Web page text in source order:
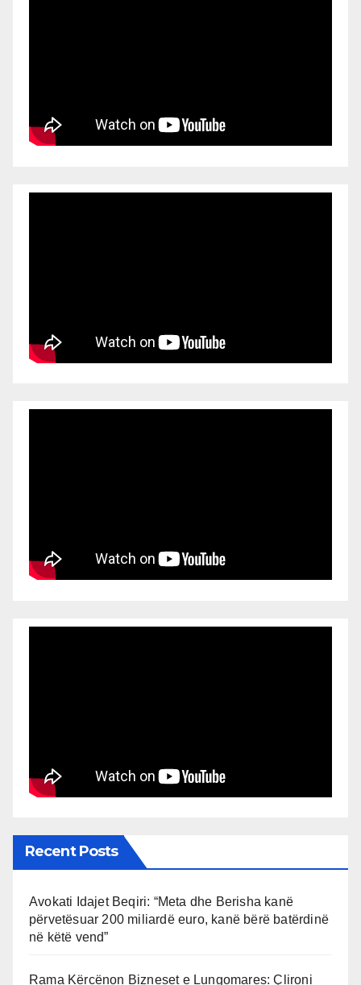
Recent Posts
Avokati Idajet Beqiri: “Meta dhe Berisha kanë
përvetësuar 200 miliardë euro, kanë bërë batërdinë
në këtë vend”
Rama Kërcënon Bizneset e Lungomares: Çlironi